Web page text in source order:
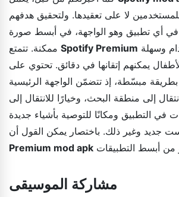
لا على تعقيدها. ولتحقيق هدفهم
في أي تطبيق وهو الواجهة، في أبسط صورة
Spotify Premium
يمكنهم إتقانها في دقائق. تحتوي على
مبسّطة، إذ تتضمّن الواجهة الرئيسية
إلى منطقة البحث، وخيارًا للانتقال إلى
في التطبيق ومكانًا للتوصية بأشياء جديدة
Premium mod apk
مشاركة الموسيقى